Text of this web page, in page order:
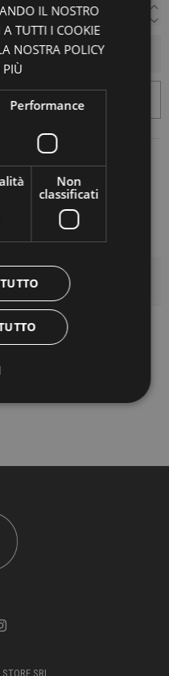
CARRELLO
SRL
IL NOSTRO
A TUTTI I COOKIE
NOSTRA POLICY
PIÙ
Performance
Non
classificati